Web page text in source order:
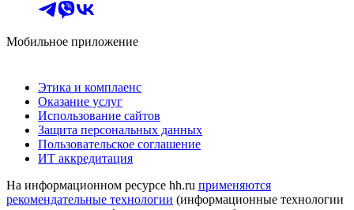
Мобильное приложение
Этика и комплаенс
Оказание услуг
Использование сайтов
Защита персональных данных
Пользовательское соглашение
ИТ аккредитация
На информационном ресурсе hh.ru применяются
рекомендательные технологии (информационные технологии